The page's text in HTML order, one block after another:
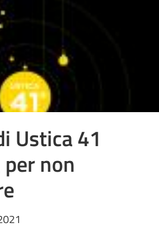
Ustica 41
non